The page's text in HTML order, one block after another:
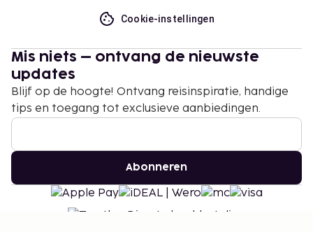
Cookie-instellingen
Mis niets – ontvang de nieuwste
updates
Blijf op de hoogte! Ontvang reisinspiratie, handige
tips en toegang tot exclusieve aanbiedingen.
Abonneren